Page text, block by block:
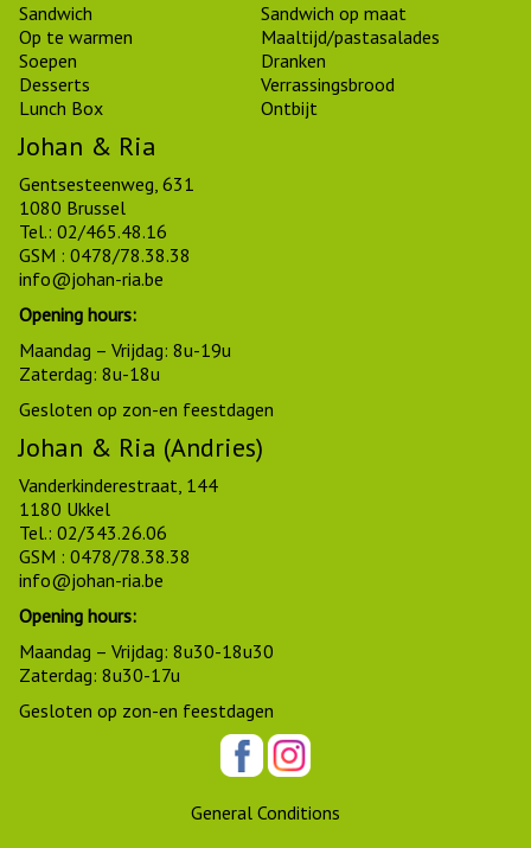
Sandwich
Sandwich op maat
Op te warmen
Maaltijd/pastasalades
Soepen
Dranken
Desserts
Verrassingsbrood
Lunch Box
Ontbijt
Johan & Ria
Gentsesteenweg, 631
1080 Brussel
Tel.: 02/465.48.16
GSM : 0478/78.38.38
info@johan-ria.be
Opening hours:
Maandag – Vrijdag: 8u-19u
Zaterdag: 8u-18u
Gesloten op zon-en feestdagen
Johan & Ria (Andries)
Vanderkinderestraat, 144
1180 Ukkel
Tel.: 02/343.26.06
GSM : 0478/78.38.38
info@johan-ria.be
Opening hours:
Maandag – Vrijdag: 8u30-18u30
Zaterdag: 8u30-17u
Gesloten op zon-en feestdagen
General Conditions